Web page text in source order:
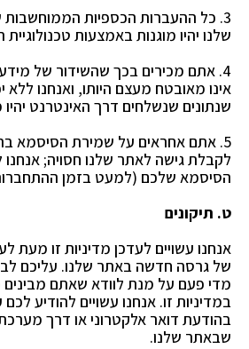
3. כל ההעברות הכספיות
שלנו יהיו מוגנות באמצעות
4. אתם מכירים בכך שהשידור של
אינו מאובטח מעצם היותו, ואנחנו ללא
שנתונים שנשלחים דרך האינטרנט
5. אתם אחראים על שמירת הסיסמא
לקבלת גישה לאתר שלנו חסויה;
הסיסמא שלכם (למעט בזמן
ט. תיקונים
אנחנו עשויים לעדכן מדיניות זו מעת
של גרסה חדשה באתר שלנו. עליכם
מדי פעם על מנת לוודא שאתם מבינים
במדיניות זו. אנחנו עשויים להודיע לכם
בהודעת דואר אלקטרוני או דרך
שבאתר שלנו.